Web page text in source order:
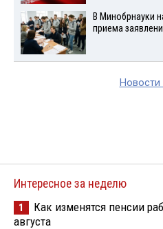
В Минобрнауки
приема
Интересное за неделю
1
Как изменятся пенсии
августа